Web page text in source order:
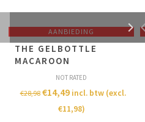
AANBIEDING
THE GELBOTTLE
MACAROON
NOT RATED
€28,98 €14,49 incl. btw (excl.
€11,98)